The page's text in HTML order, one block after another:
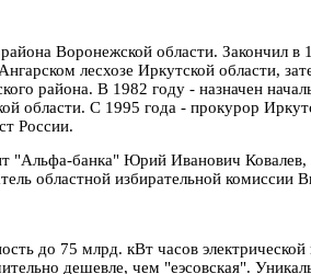
Воронежской области. Закончил
лесхозе Иркутской
района. В 1982 году - назначен
области. С 1995 года - прокурор
России.
банка" Юрий Иванович
областной избирательной комиссии
до 75 млрд. кВт часов
дешевле, чем "еэсовская".